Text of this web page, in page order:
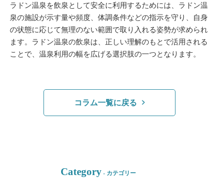
ラドン温泉を飲泉として安全に利用するためには、ラドン温
泉の施設が示す量や頻度、体調条件などの指示を守り、自身
の状態に応じて無理のない範囲で取り入れる姿勢が求められ
ます。ラドン温泉の飲泉は、正しい理解のもとで活用される
ことで、温泉利用の幅を広げる選択肢の一つとなります。
コラム一覧に戻る
Category - カテゴリー